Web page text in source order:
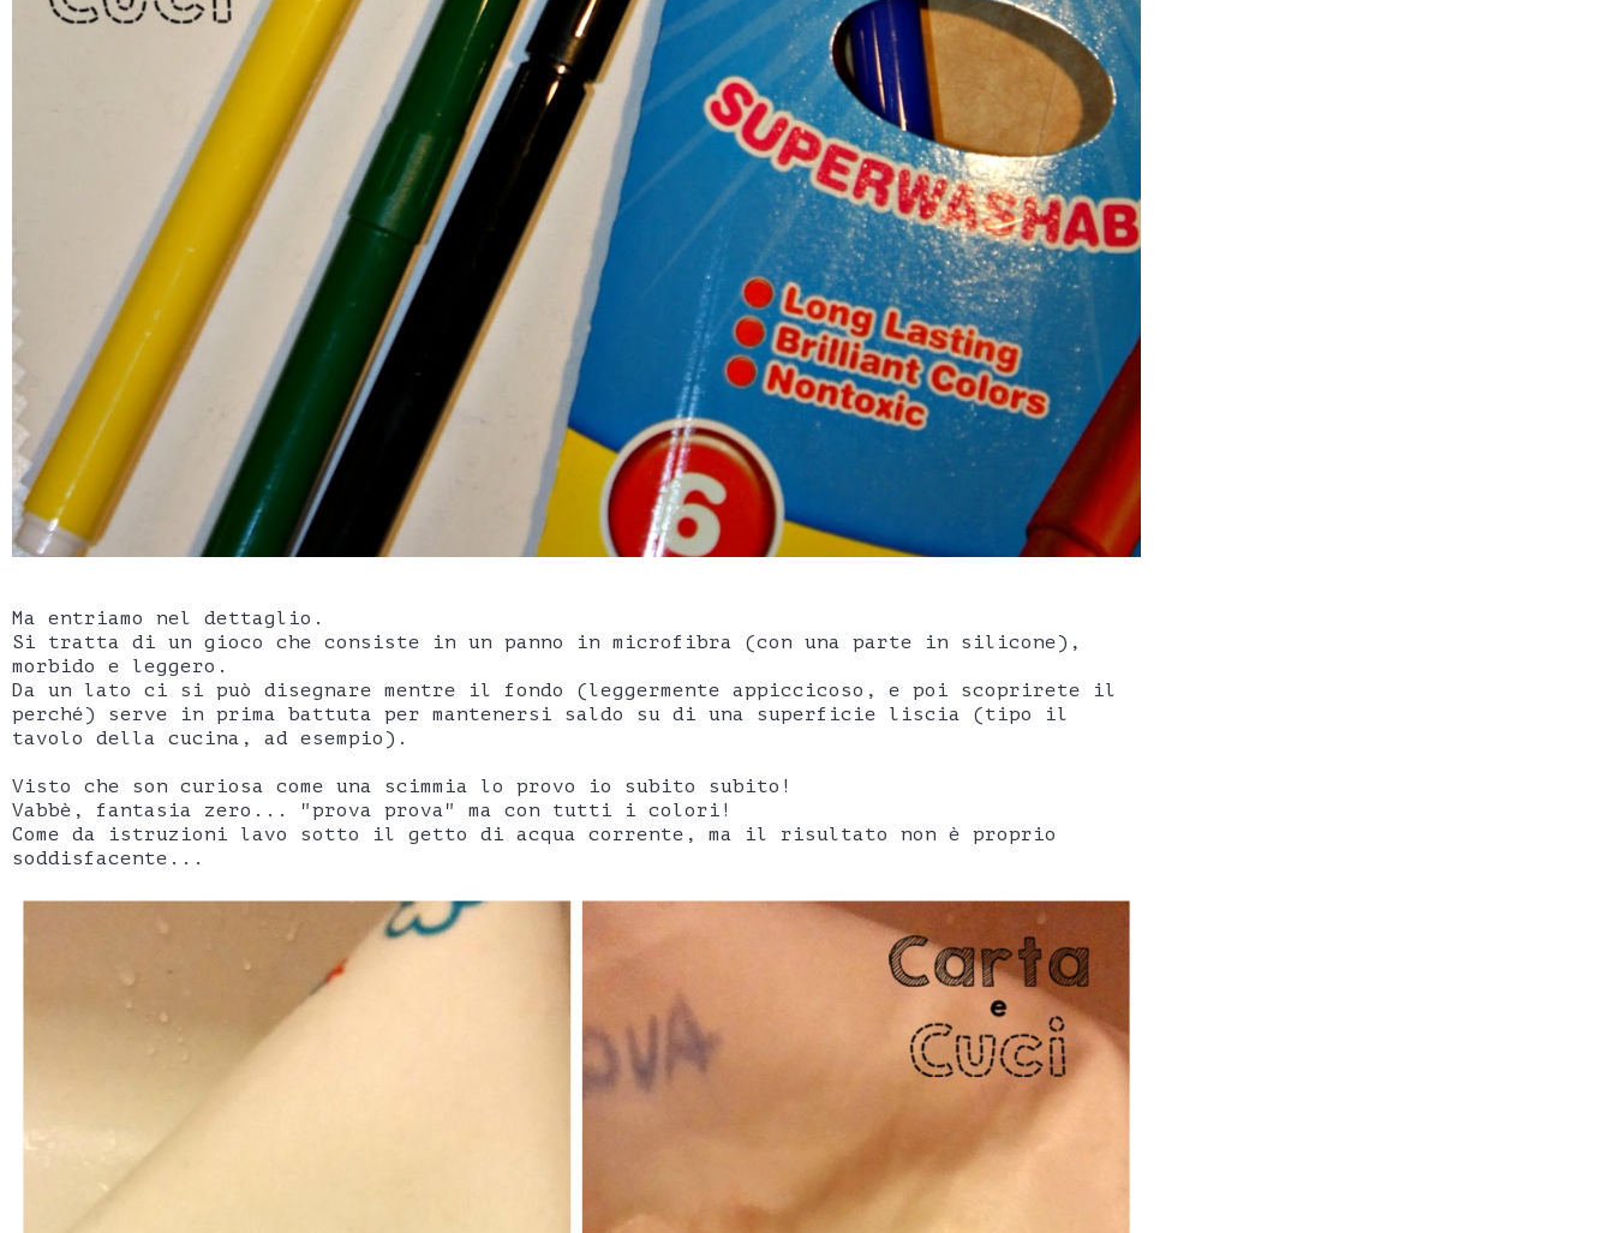
Ma entriamo nel dettaglio.
Si tratta di un gioco che consiste in un panno in microfibra (con una parte in silicone),
morbido e leggero.
Da un lato ci si può disegnare mentre il fondo (leggermente appiccicoso, e poi scoprirete il
perché) serve in prima battuta per mantenersi saldo su di una superficie liscia (tipo il
tavolo della cucina, ad esempio).
Visto che son curiosa come una scimmia lo provo io subito subito!
Vabbè, fantasia zero... "prova prova" ma con tutti i colori!
Come da istruzioni lavo sotto il getto di acqua corrente, ma il risultato non è proprio
soddisfacente...